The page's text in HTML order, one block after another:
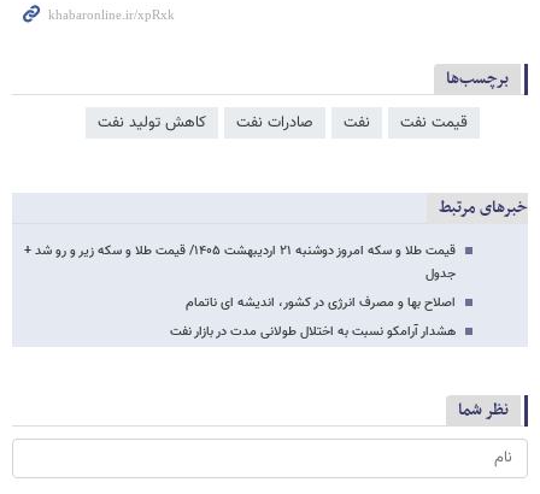
برچسب‌ها
قیمت نفت نفت صادرات نفت کاهش تولید نفت
خبرهای مرتبط
قیمت طلا و سکه امروز دوشنبه ۲۱ اردیبهشت ۱۴۰۵/ قیمت طلا و سکه زیر و رو شد +
جدول
اصلاح بها و مصرف انرژی در کشور، اندیشه ای ناتمام
هشدار آرامکو نسبت به اختلال طولانی مدت در بازار نفت
نظر شما